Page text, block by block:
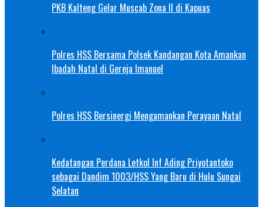
PKB Kalteng Gelar Muscab Zona II di Kapuas
Polres HSS Bersama Polsek Kandangan Kota Amankan
Ibadah Natal di Gereja Imanuel
Polres HSS Bersinergi Mengamankan Perayaan Natal
Kedatangan Perdana Letkol Inf Ading Priyotantoko
sebagai Dandim 1003/HSS Yang Baru di Hulu Sungai
Selatan